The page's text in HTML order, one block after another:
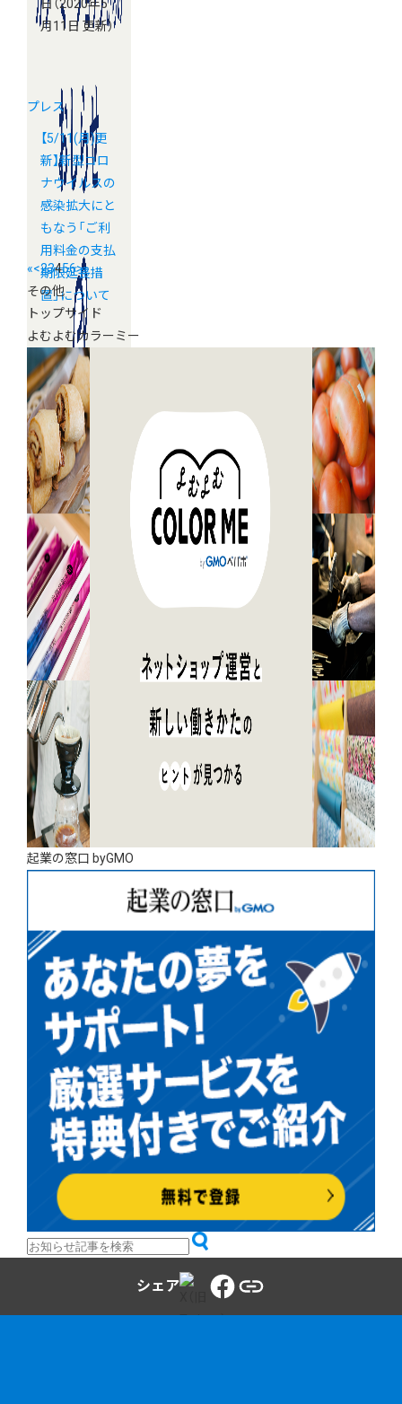
日 （2020年5
月11日 更新）
プレス
【5/11(月)更
新】新型コロ
ナウイルスの
感染拡大にと
もなう「ご利
用料金の支払
期限延長措
置」について
«<23456>»
その他
トップサイド
よむよむカラーミー
起業の窓口 byGMO
シェア